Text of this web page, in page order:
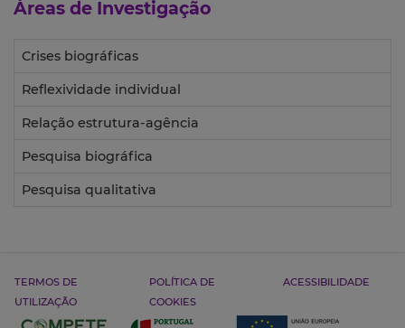
Áreas de Investigação
Crises biográficas
Reflexividade individual
Relação estrutura-agência
Pesquisa biográfica
Pesquisa qualitativa
TERMOS DE
UTILIZAÇÃO
POLÍTICA DE
COOKIES
ACESSIBILIDADE